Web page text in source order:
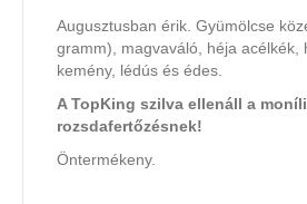
Augusztusban érik. Gyümölcse
gramm), magvaváló, héja acélkék,
kemény, lédús és édes.
A TopKing szilva ellenáll a
rozsdafertőzésnek!
Öntermékeny.